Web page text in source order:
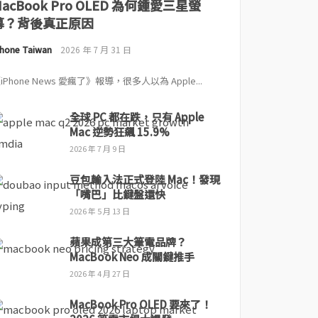
Pro OLED 為何鍾愛三星螢
？背後真正原因
Taiwan 2026 年 7 月 31 日
News 愛瘋了》報導，很多人以為 Apple...
全球 PC 都在跌，只有 Apple
Mac 逆勢狂飆 15.9%
2026 年 7 月 9 日
豆包輸入法正式登陸 Mac！發現
「嘴巴」比鍵盤還快
2026 年 5 月 13 日
蘋果成第三大筆電品牌？
MacBook Neo 成關鍵推手
2026 年 4 月 27 日
MacBook Pro OLED 要來了！